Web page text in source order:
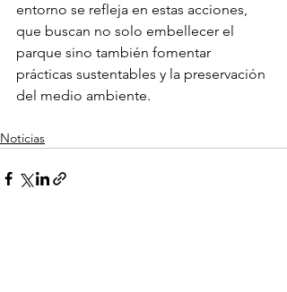
entorno se refleja en estas acciones,
que buscan no solo embellecer el
parque sino también fomentar
prácticas sustentables y la preservación
del medio ambiente.
Noticias